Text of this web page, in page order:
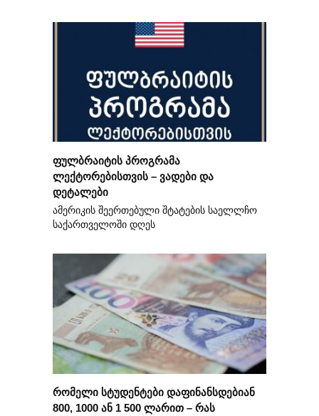
ფულბრაიტის პროგრამა
ლექტორებისთვის – ვადები და
დეტალები
ამერიკის შეერთებული შტატების საელლჩო
საქართველოში დღეს
რომელი სტუდენტები დაფინანსდებიან
800, 1000 ან 1 500 ლარით – რას